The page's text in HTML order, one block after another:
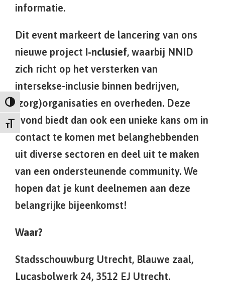
Keuze voor hoog contrast
Kies grootte van het lettertype
informatie.
Dit event markeert de lancering van ons
nieuwe project I-nclusief, waarbij NNID
zich richt op het versterken van
intersekse-inclusie binnen bedrijven,
(zorg)organisaties en overheden. Deze
avond biedt dan ook een unieke kans om in
contact te komen met belanghebbenden
uit diverse sectoren en deel uit te maken
van een ondersteunende community. We
hopen dat je kunt deelnemen aan deze
belangrijke bijeenkomst!
Waar?
Stadsschouwburg Utrecht, Blauwe zaal,
Lucasbolwerk 24, 3512 EJ Utrecht.